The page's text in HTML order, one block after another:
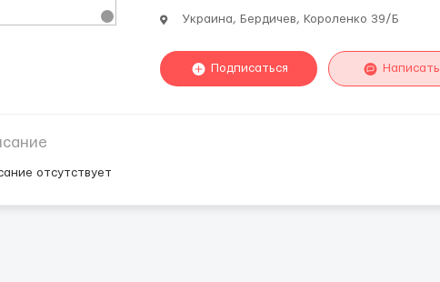
Украина, Бердичев, Короленко 39/Б
Подписаться Написать
отсутствует